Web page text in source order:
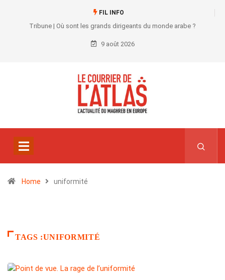
FIL INFO
Tribune | Où sont les grands dirigeants du monde arabe ?
9 août 2026
Home uniformité
TAGS :UNIFORMITÉ